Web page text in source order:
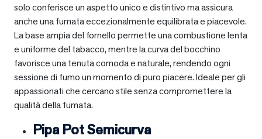
solo conferisce un aspetto unico e distintivo ma assicura
anche una fumata eccezionalmente equilibrata e piacevole.
La base ampia del fornello permette una combustione lenta
e uniforme del tabacco, mentre la curva del bocchino
favorisce una tenuta comoda e naturale, rendendo ogni
sessione di fumo un momento di puro piacere. Ideale per gli
appassionati che cercano stile senza compromettere la
qualità della fumata.
Pipa Pot Semicurva